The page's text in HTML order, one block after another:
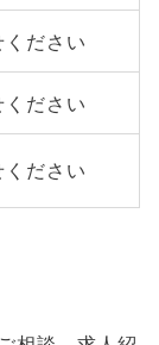
ださい
ださい
ださい